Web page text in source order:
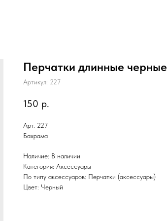
Перчатки длинные черные
Артикул: 227
150 р.
Арт. 227
Бахрама
Наличие: В наличии
Категория: Аксессуары
По типу аксессуаров: Перчатки (аксессуары)
Цвет: Черный